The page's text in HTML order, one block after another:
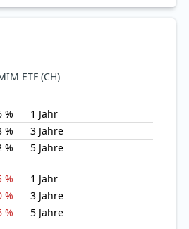
ETF (CH)
%
1 Jahr
%
3 Jahre
%
5 Jahre
%
1 Jahr
%
3 Jahre
%
5 Jahre